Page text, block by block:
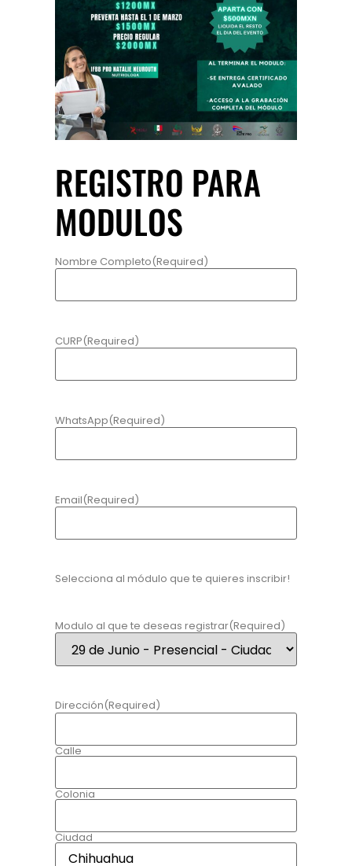
REGISTRO PARA
MODULOS
Nombre Completo(Required)
CURP(Required)
WhatsApp(Required)
Email(Required)
Selecciona al módulo que te quieres inscribir!
Modulo al que te deseas registrar(Required)
Dirección(Required)
Calle
Colonia
Ciudad